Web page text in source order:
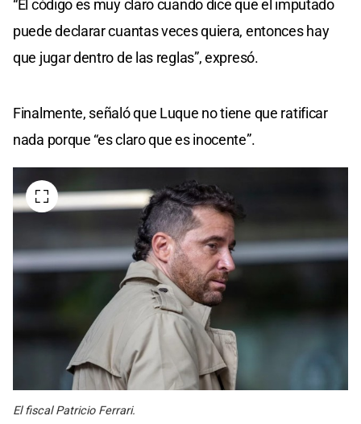
“El código es muy claro cuando dice que el imputado
puede declarar cuantas veces quiera, entonces hay
que jugar dentro de las reglas”, expresó.
Finalmente, señaló que Luque no tiene que ratificar
nada porque “es claro que es inocente”.
El fiscal Patricio Ferrari.